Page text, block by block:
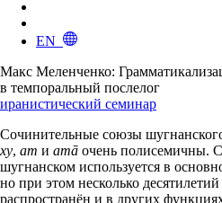
EN
Макс Меленченко:
в темпоральный послелог
иранистический семинар
Сочинительные союзы
ху, ат и атā очень полисемичны.
шугнанском используется в
но при этом несколько
распространён и в других